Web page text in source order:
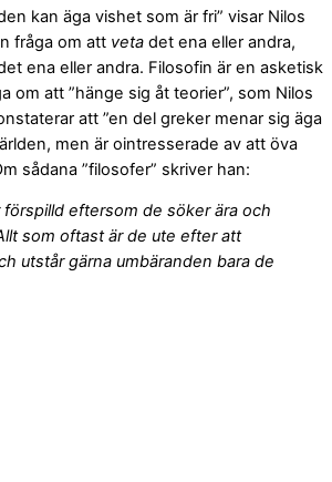
kan äga vishet som är fri” visar Nilos
fråga om att veta det ena eller andra,
ena eller andra. Filosofin är en asketisk
om att ”hänge sig åt teorier”, som Nilos
att ”en del greker menar sig äga
men är ointresserade av att öva
sådana ”filosofer” skriver han:
förspilld eftersom de söker ära och
som oftast är de ute efter att
utstår gärna umbäranden bara de